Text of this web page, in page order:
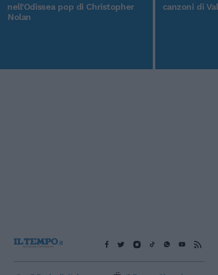
nell'Odissea pop di Christopher
Nolan
canzoni di